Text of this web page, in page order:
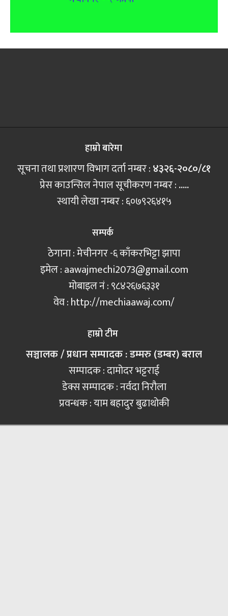
हाम्रो बारेमा
सूचना तथा प्रशारण विभाग दर्ता नम्बर :४३२६-२०८०/८१
प्रेस काउन्सिल नेपाल सूचीकरण नम्बर :.....
स्थायी लेखा नम्बर : ६०७९२६४१५
सम्पर्क
ठेगाना : मेचीनगर -६ काँकरभिट्टा झापा
इमेल :aawajmechi2073@gmail.com
मोबाइल नं‍ : ९८४२६७६३३१
वेव : http://mechiaawaj.com/
हाम्रो टीम
सञ्चालक / प्रधान सम्पादक : डम्मरु (डम्बर) बराल
सम्पादक : दामोदर भट्टराई
डेक्स सम्पादक : नर्वदा निरौला
प्रवन्धक : याम बहादुर बुढाथोकी